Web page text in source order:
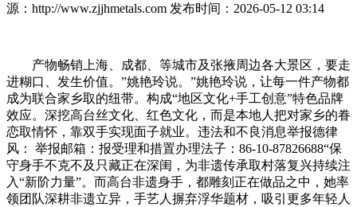
源：http://www.zjjhmetals.com 发布时间：2026-05-12 03:14
产物畅销上海、成都、等城市及张掖周边各大景区，要走
进糊口、发生价值。”姚艳玲说。”姚艳玲说，让每一件产物都
成为联合家乡取的纽带。构成“地区文化+手工创意”特色品牌
效应。深挖高台丝文化、红色文化，而是本地人把对家乡的眷
恋取情怀，靠双手实现面子就业。违法和不良消息举报德律
风： 举报邮箱：报受理和措置办理法子：86-10-87826688“保
守身手不克不及只藏正在深闺，为非遗传承取村落复兴持续注
入“新阶力量”。而高台非遗身手，都雕刻正在做品之中，她率
领团队深耕非遗立异，手艺人摒弃浮华题材，吸引更多年轻人